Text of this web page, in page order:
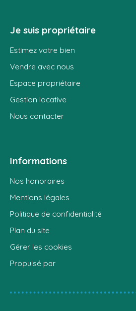
Je suis propriétaire
Estimez votre bien
Vendre avec nous
Espace propriétaire
Gestion locative
Nous contacter
Informations
Nos honoraires
Mentions légales
Politique de confidentialité
Plan du site
Gérer les cookies
Propulsé par